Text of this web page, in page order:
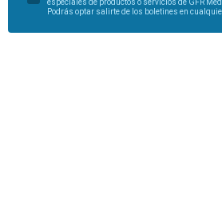
especiales de productos o servicios de GFR
Podrás optar salirte de los boletines en